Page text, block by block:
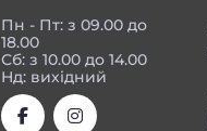
Пн - Пт: з 09.00 до
18.00
Сб: з 10.00 до 14.00
Нд: вихідний